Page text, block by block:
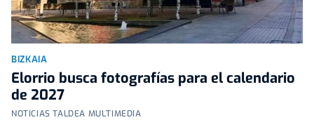
BIZKAIA
Elorrio busca fotografías para el calendario
de 2027
NOTICIAS TALDEA MULTIMEDIA